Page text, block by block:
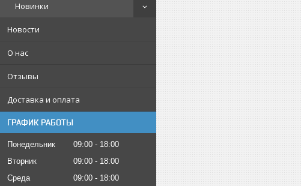
Новинки
Новости
О нас
Отзывы
Доставка и оплата
ГРАФИК РАБОТЫ
Понедельник 09:00
18:00
Вторник
09:00
18:00
Среда
09:00
18:00